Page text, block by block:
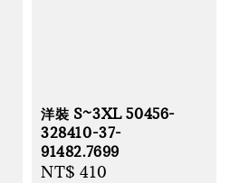
洋裝 S~3XL 50456-
328410-37-
91482.7699
Regular
NT$ 410